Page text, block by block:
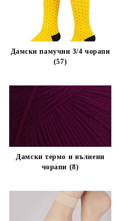
Дамски памучни 3/4 чорапи
(57)
Дамски термо и вълнени
чорапи (8)